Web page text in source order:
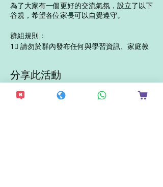
為了大家有一個更好的交流氣氛，設立了以下
谷規，希望各位家長可以自覺遵守。
群組規則：
1⃣ 請勿於群內發布任何與學習資訊、家庭教
2⃣ 請勿重覆加入同一年級的不同交流群
4⃣ 不能 post 其他討論群組連結
分享此活動